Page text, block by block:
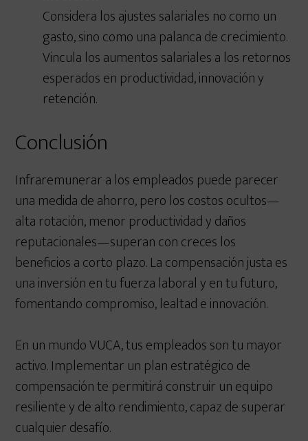
Considera los ajustes salariales no como un
gasto, sino como una palanca de crecimiento.
Vincula los aumentos salariales a los retornos
esperados en productividad, innovación y
retención.
Conclusión
Infraremunerar a los empleados puede parecer
una medida de ahorro, pero los costos ocultos—
alta rotación, menor productividad y daños
reputacionales—superan con creces los
beneficios a corto plazo. La compensación justa es
una inversión en tu fuerza laboral y en tu futuro,
fomentando compromiso, lealtad e innovación.
En un mundo VUCA, tus empleados son tu mayor
activo. Implementar un plan estratégico de
compensación te permitirá construir un equipo
resiliente y de alto rendimiento, capaz de superar
cualquier desafío.